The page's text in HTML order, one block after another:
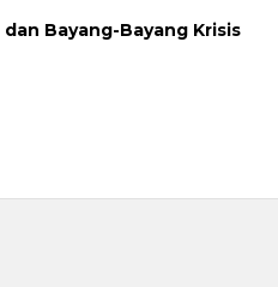
Bayang-Bayang Krisis